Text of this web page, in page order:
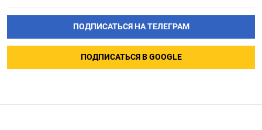
ПОДПИСАТЬСЯ НА ТЕЛЕГРАМ
ПОДПИСАТЬСЯ В GOOGLE